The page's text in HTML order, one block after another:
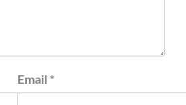
Email *